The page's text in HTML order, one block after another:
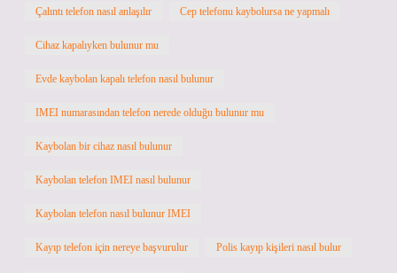
Çalıntı telefon nasıl anlaşılır Cep telefonu kaybolursa ne yapmalı
Cihaz kapalıyken bulunur mu
Evde kaybolan kapalı telefon nasıl bulunur
IMEI numarasından telefon nerede olduğu bulunur mu
Kaybolan bir cihaz nasıl bulunur
Kaybolan telefon IMEI nasıl bulunur
Kaybolan telefon nasıl bulunur IMEI
Kayıp telefon için nereye başvurulur Polis kayıp kişileri nasıl bulur